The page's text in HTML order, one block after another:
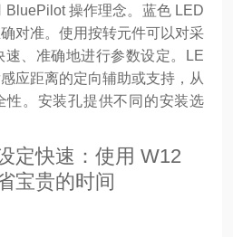
BluePilot 操作理念。蓝色 LED
对准。使用按转元件可以对采
速、准确地进行参数设定。LE
应距离的定向辅助或支持，从
性。安装孔提供不同的安装选
定快速：使用 W12
宝贵的时间